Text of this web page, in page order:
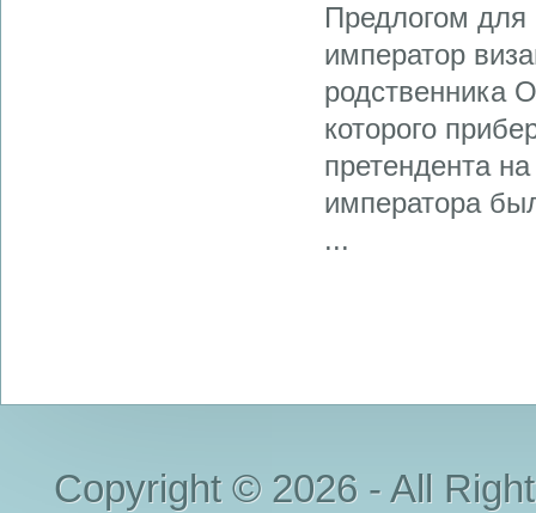
Предлогом для
император
родственника
которого
претендента
императора
...
Copyright © 2026 - All